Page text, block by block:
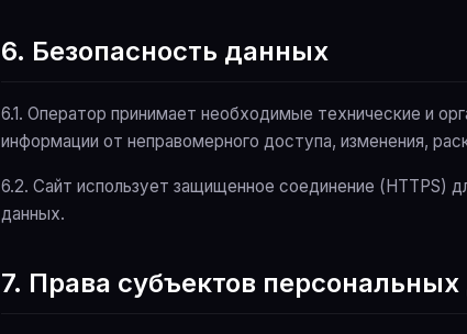
6. Безопасность данных
6.1. Оператор принимает необходимые технические и
информации от неправомерного доступа, изменения,
6.2. Сайт использует защищенное соединение (HTTPS)
данных.
7. Права субъектов